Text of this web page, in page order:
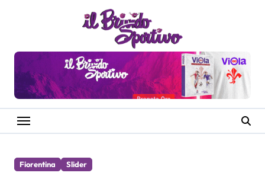
Fiorentina Slider